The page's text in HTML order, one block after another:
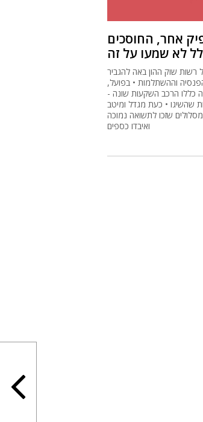
אחר, החוסכים
לא שמעו על זה
שוק ההון באה להגביר
וההשתלמות • בפועל,
כללו הרכב השקעות שונה -
שהשיגו • כעת מגדל ומיטב
שזכו לתשואה נמוכה
ואיבדו כספים